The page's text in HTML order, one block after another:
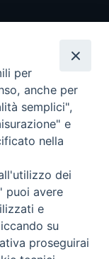
riservati - Vita
Torna
per
anche per
semplici",
e
nella
dei
puoi avere
e
su
proseguirai